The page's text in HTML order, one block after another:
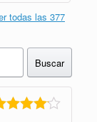
todas las 377
Buscar